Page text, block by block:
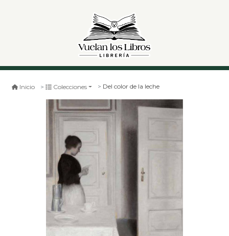
Inicio Colecciones Del color de la leche